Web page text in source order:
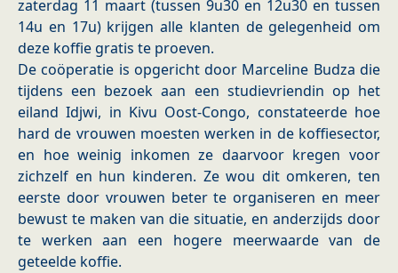
zaterdag 11 maart (tussen 9u30 en 12u30 en tussen
14u en 17u) krijgen alle klanten de gelegenheid om
deze koffie gratis te proeven.
De coöperatie is opgericht door Marceline Budza die
tijdens een bezoek aan een studievriendin op het
eiland Idjwi, in Kivu Oost-Congo, constateerde hoe
hard de vrouwen moesten werken in de koffiesector,
en hoe weinig inkomen ze daarvoor kregen voor
zichzelf en hun kinderen. Ze wou dit omkeren, ten
eerste door vrouwen beter te organiseren en meer
bewust te maken van die situatie, en anderzijds door
te werken aan een hogere meerwaarde van de
geteelde koffie.